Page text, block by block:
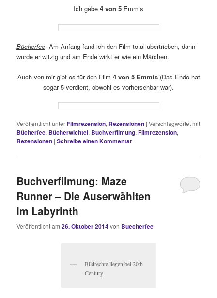
Ich gebe 4 von 5 Emmis
Bücherfee: Am Anfang fand ich den Film total übertrieben, dann
wurde er witzig und am Ende wirkt er wie ein Märchen.
Auch von mir gibt es für den Film 4 von 5 Emmis(Das Ende hat
sogar 5 verdient, obwohl es vorhersehbar war).
Veröffentlicht unterFilmrezension, Rezensionen |Verschlagwortet mit
Bücherfee, Bücherwichtel, Buchverfilmung,Filmrezension,
Rezensionen |Schreibe einen Kommentar
Buchverfilmung: Maze
Runner – Die Auserwählten
im Labyrinth
Veröffentlicht am26. Oktober 2014von Buecherfee
Bildrechte liegen bei 20th
Century